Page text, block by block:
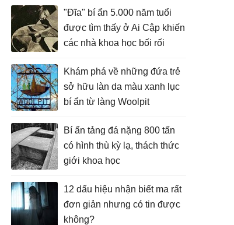
"Đĩa" bí ẩn 5.000 năm tuổi
được tìm thấy ở Ai Cập khiến
các nhà khoa học bối rối
Khám phá về những đứa trẻ
sở hữu làn da màu xanh lục
bí ẩn từ làng Woolpit
Bí ẩn tảng đá nặng 800 tấn
có hình thù kỳ lạ, thách thức
giới khoa học
12 dấu hiệu nhận biết ma rất
đơn giản nhưng có tin được
không?